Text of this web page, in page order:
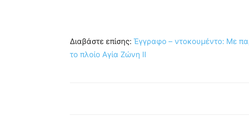
Διαβάστε επίσης: Έγγραφο – ντοκουμέντο: Με
το πλοίο Αγία Ζώνη ΙΙ